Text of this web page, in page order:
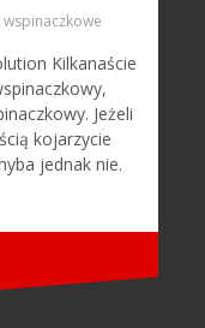
wspinaczkowe
Kilkanaście
Jeżeli
kojarzycie
jednak nie.